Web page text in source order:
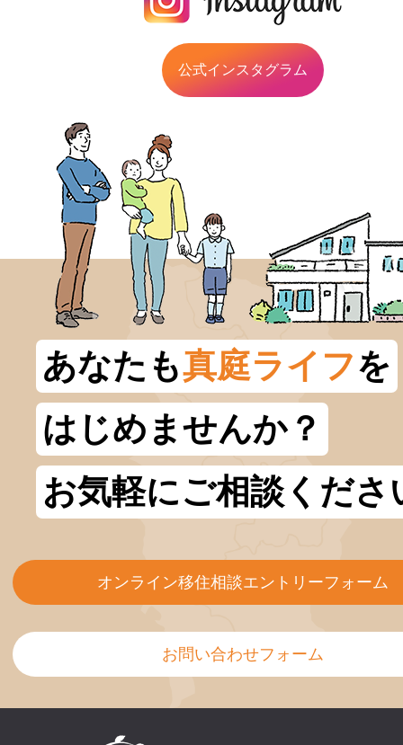
公式インスタグラム
あなたも真庭ライフを
はじめませんか？
お気軽にご相談くださ
オンライン移住相談エントリーフォーム
お問い合わせフォーム